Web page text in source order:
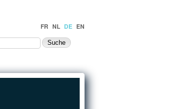
FR NL DE EN